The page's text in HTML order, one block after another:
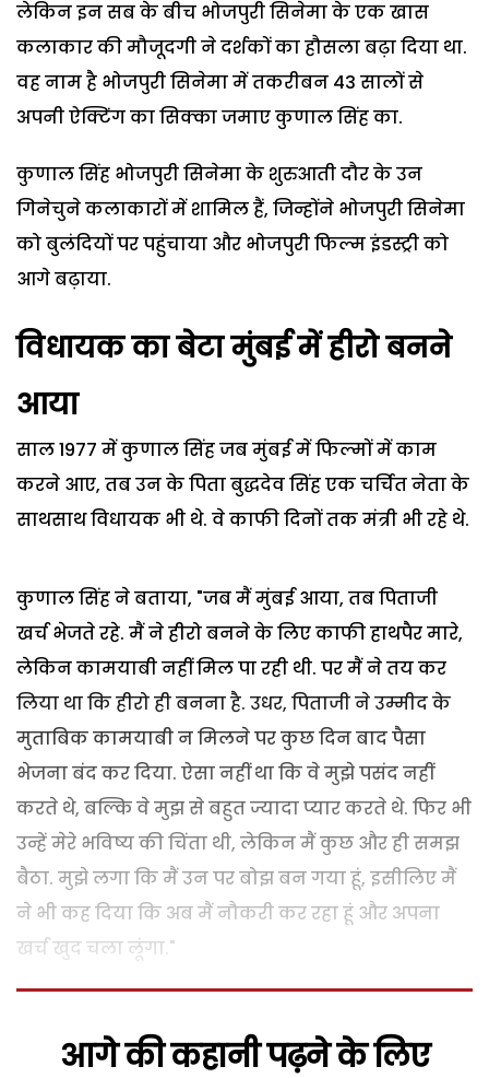
लेकिन इन सब के बीच भोजपुरी सिनेमा के एक खास
कलाकार की मौजूदगी ने दर्शकों का हौसला बढ़ा दिया था.
वह नाम है भोजपुरी सिनेमा में तकरीबन 43 सालों से
अपनी ऐक्टिंग का सिक्का जमाए कुणाल सिंह का.
कुणाल सिंह भोजपुरी सिनेमा के शुरुआती दौर के उन
गिनेचुने कलाकारों में शामिल हैं, जिन्होंने भोजपुरी सिनेमा
को बुलंदियों पर पहुंचाया और भोजपुरी फिल्म इंडस्ट्री को
आगे बढ़ाया.
विधायक का बेटा मुंबई में हीरो बनने
आया
साल 1977 में कुणाल सिंह जब मुंबई में फिल्मों में काम
करने आए, तब उन के पिता बुद्धदेव सिंह एक चर्चित नेता के
साथसाथ विधायक भी थे. वे काफी दिनों तक मंत्री भी रहे थे.
कुणाल सिंह ने बताया, "जब मैं मुंबई आया, तब पिताजी
खर्च भेजते रहे. मैं ने हीरो बनने के लिए काफी हाथपैर मारे,
लेकिन कामयाबी नहीं मिल पा रही थी. पर मैं ने तय कर
लिया था कि हीरो ही बनना है. उधर, पिताजी ने उम्मीद के
मुताबिक कामयाबी न मिलने पर कुछ दिन बाद पैसा
भेजना बंद कर दिया. ऐसा नहीं था कि वे मुझे पसंद नहीं
करते थे, बल्कि वे मुझ से बहुत ज्यादा प्यार करते थे. फिर भी
उन्हें मेरे भविष्य की चिंता थी, लेकिन मैं कुछ और ही समझ
बैठा. मुझे लगा कि मैं उन पर बोझ बन गया हूं, इसीलिए मैं
ने भी कह दिया कि अब मैं नौकरी कर रहा हूं और अपना
खर्च खुद चला लूंगा."
आगे की कहानी पढ़ने के लिए